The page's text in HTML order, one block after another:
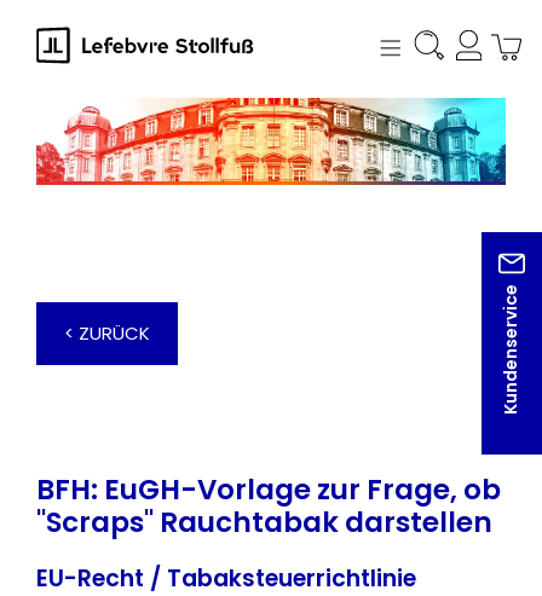
springen
Kundenservice
< ZURÜCK
BFH: EuGH-Vorlage zur Frage, ob
"Scraps" Rauchtabak darstellen
EU-Recht / Tabaksteuerrichtlinie